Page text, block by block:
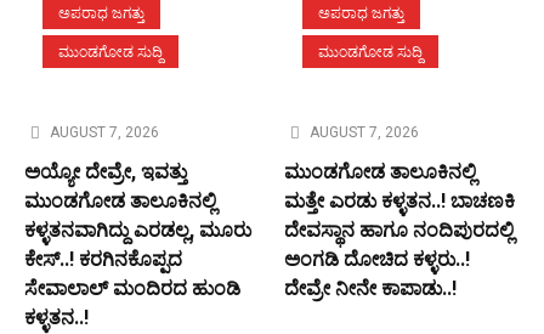
ಅಪರಾಧ ಜಗತ್ತು
ಮುಂಡಗೋಡ ಸುದ್ದಿ
AUGUST 7, 2026
ಅಯ್ಯೋ ದೇವ್ರೇ, ಇವತ್ತು
ಮುಂಡಗೋಡ ತಾಲೂಕಿನಲ್ಲಿ
ಕಳ್ಳತನವಾಗಿದ್ದು ಎರಡಲ್ಲ, ಮೂರು
ಕೇಸ್..! ಕರಗಿನಕೊಪ್ಪದ
ಸೇವಾಲಾಲ್ ಮಂದಿರದ ಹುಂಡಿ
ಕಳ್ಳತನ..!
ಅಪರಾಧ ಜಗತ್ತು
ಮುಂಡಗೋಡ ಸುದ್ದಿ
AUGUST 7, 2026
ಮುಂಡಗೋಡ ತಾಲೂಕಿನಲ್ಲಿ
ಮತ್ತೇ ಎರಡು ಕಳ್ಳತನ..! ಬಾಚಣಕಿ
ದೇವಸ್ಥಾನ ಹಾಗೂ ನಂದಿಪುರದಲ್ಲಿ
ಅಂಗಡಿ ದೋಚಿದ ಕಳ್ಳರು..!
ದೇವ್ರೇ ನೀನೇ ಕಾಪಾಡು..!